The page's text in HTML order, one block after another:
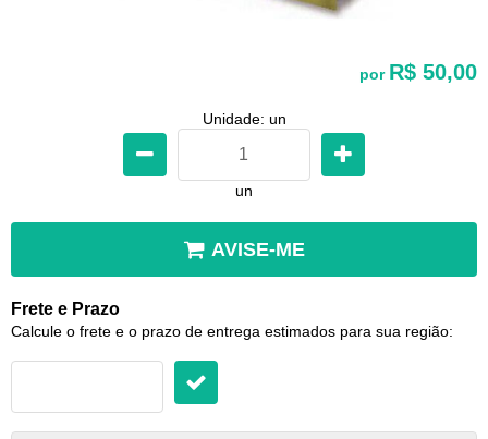
por R$ 50,00
Unidade: un
un
AVISE-ME
Frete e Prazo
Calcule o frete e o prazo de entrega estimados para sua região: